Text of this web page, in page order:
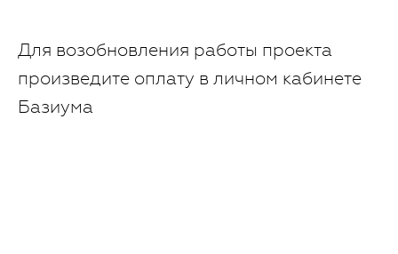
Для возобновления работы проекта
произведите оплату в личном кабинете
Базиума